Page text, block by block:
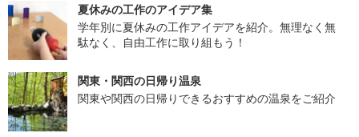
夏休みの工作のアイデア集
学年別に夏休みの工作アイデアを紹介。無理なく無
駄なく、自由工作に取り組もう！
関東・関西の日帰り温泉
関東や関西の日帰りできるおすすめの温泉をご紹介